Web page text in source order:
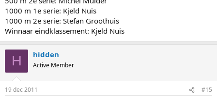
1000 m 1e serie: Kjeld Nuis
1000 m 2e serie: Stefan Groothuis
Winnaar eindklassement: Kjeld Nuis
H hidden
Active Member
19 dec 2011 #15